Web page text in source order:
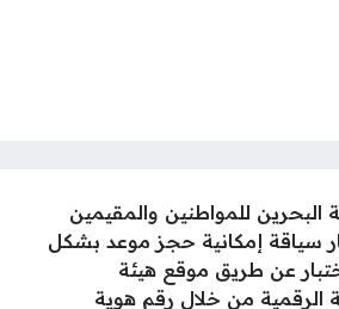
للمواطنين والمقيمين
سياقة إمكانية حجز موعد بشكل
عن طريق موقع هيئة
الرقمية من خلال رقم هوية